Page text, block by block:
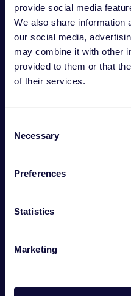
provide social media
We also share information
our social media,
may combine it with other
provided to them or that
of their services.
Selection
Necessary
Preferences
Statistics
Marketing
GXT 927 Redex+
€49.99